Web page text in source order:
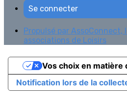
Se connecter
Propulsé par AssoConnect,
associations de Loisirs
Notification lors de la
Vos choix en matière